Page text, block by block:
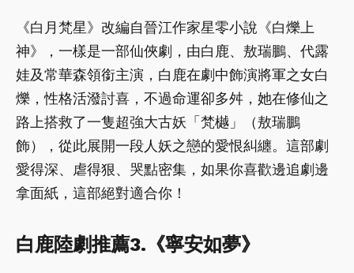
《白月梵星》改編自晉江作家星零小說《白爍上
神》，一樣是一部仙俠劇，由白鹿、敖瑞鵬、代露
娃及常華森領銜主演，白鹿在劇中飾演將軍之女白
爍，性格活潑討喜，不過命運卻多舛，她在修仙之
路上搭救了一隻超強大古妖「梵樾」（敖瑞鵬
飾），從此展開一段人妖之戀的愛恨糾纏。這部劇
愛得深、虐得狠、哭點密集，如果你喜歡邊追劇邊
拿面紙，這部絕對適合你！
白鹿陸劇推薦3.《寧安如夢》